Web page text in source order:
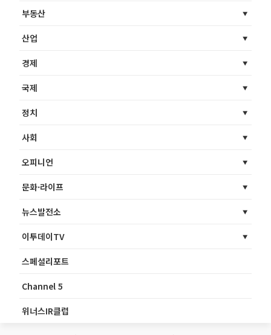
부동산
산업
경제
국제
정치
사회
오피니언
문화·라이프
뉴스발전소
이투데이TV
스페셜리포트
Channel 5
위너스IR클럽